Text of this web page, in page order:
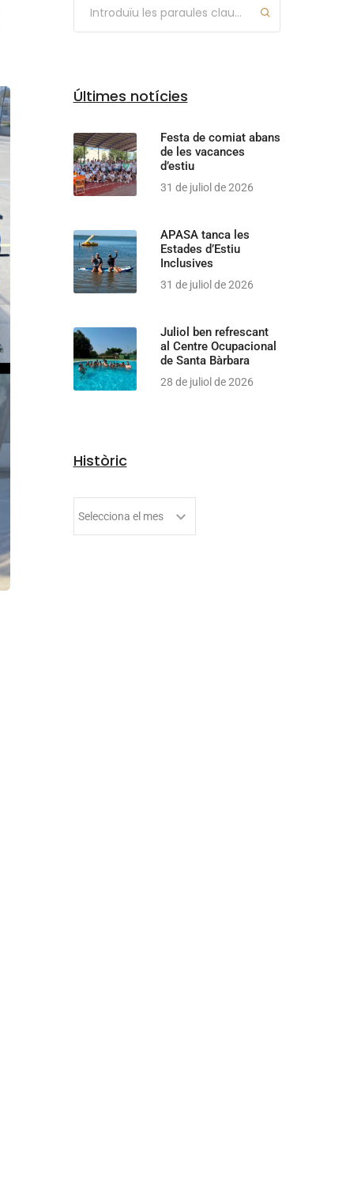
Últimes notícies
Festa de comiat abans
de les vacances
d’estiu
31 de juliol de 2026
APASA tanca les
Estades d’Estiu
Inclusives
31 de juliol de 2026
Juliol ben refrescant
al Centre Ocupacional
de Santa Bàrbara
28 de juliol de 2026
Històric